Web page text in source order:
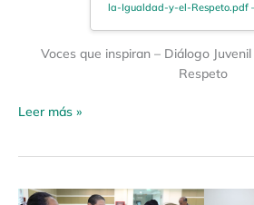
la-Igualdad-y-el-Respeto.pdf
Voces que inspiran – Diálogo
Respeto
Leer más »
Jornadas